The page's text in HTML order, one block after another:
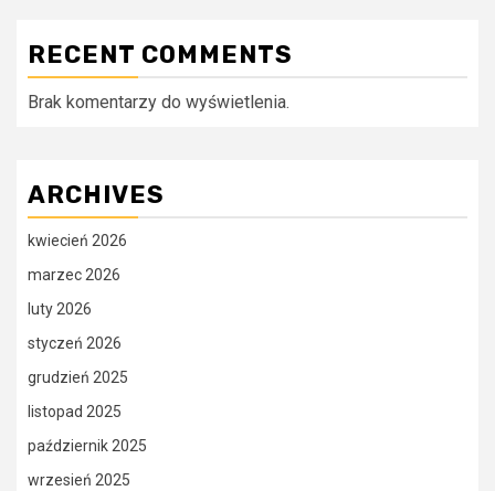
RECENT COMMENTS
Brak komentarzy do wyświetlenia.
ARCHIVES
kwiecień 2026
marzec 2026
luty 2026
styczeń 2026
grudzień 2025
listopad 2025
październik 2025
wrzesień 2025